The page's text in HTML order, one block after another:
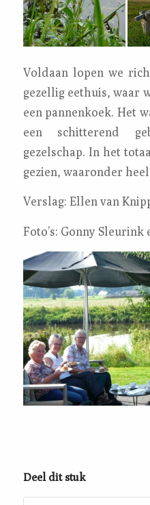
Voldaan lopen we
gezellig eethuis, waar
een pannenkoek. Het
een schitterend
gezelschap. In het
gezien, waaronder
Verslag: Ellen van
Foto’s: Gonny
Deel dit stuk